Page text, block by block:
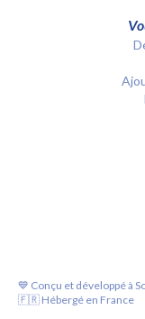
💙 Conçu et développé à
🇫🇷 Hébergé en France